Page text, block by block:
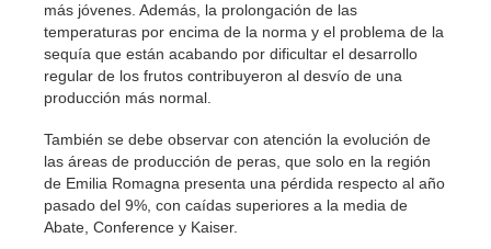
más jóvenes. Además, la prolongación de las
temperaturas por encima de la norma y el problema de la
sequía que están acabando por dificultar el desarrollo
regular de los frutos contribuyeron al desvío de una
producción más normal.
También se debe observar con atención la evolución de
las áreas de producción de peras, que solo en la región
de Emilia Romagna presenta una pérdida respecto al año
pasado del 9%, con caídas superiores a la media de
Abate, Conference y Kaiser.